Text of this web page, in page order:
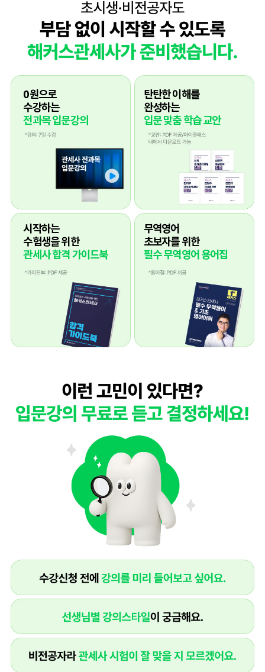
0원으로
수강하는
전과목 입문강의
탄탄한 이해를
완성하는
입문 맞춤 학습 교안
시작하는
수험생을 위한
관세사 합격 가이드북
무역영어
초보자를 위한
필수 무역영어 용어집